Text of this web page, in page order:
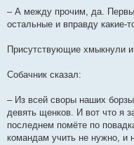
– А между прочим, да.
остальные и вправду
Присутствующие хмыкнули
Собачник сказал:
– Из всей своры наших
девять щенков. И вот что я
последнем помёте по
командам учить не нужно, и